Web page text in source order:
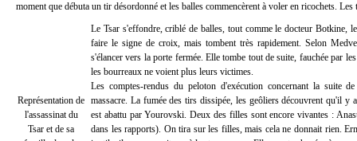
moment que débuta un tir désordonné et les balles commencèrent à voler en ricochets.
Représentation de
l'assassinat du
Tsar et de sa
Le Tsar s'effondre, criblé de balles, tout comme le docteur Botkine,
faire le signe de croix, mais tombent très rapidement. Selon
s'élancer vers la porte fermée. Elle tombe tout de suite, fauchée par
les bourreaux ne voient plus leurs victimes.
Les comptes-rendus du peloton d'exécution concernant la suite
massacre. La fumée des tirs dissipée, les geôliers découvrent qu'il y
est abattu par Yourovski. Deux des filles sont encore vivantes :
dans les rapports). On tira sur les filles, mais cela ne donnait rien.